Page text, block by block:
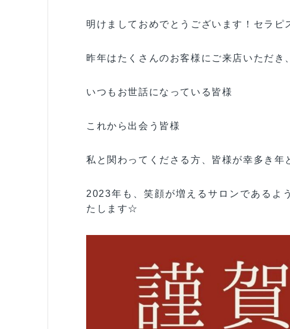
明けましておめでとうございます！セラピ
昨年はたくさんのお客様にご来店いただき
いつもお世話になっている皆様
これから出会う皆様
私と関わってくださる方、皆様が幸多き年
2023年も、笑顔が増えるサロンであるよ
たします☆